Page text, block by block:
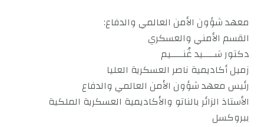
معهد شؤون الأمن العالمي والدفاع:
القسم الأمني والعسكري
دكتور سَــــيد غُنــــيم
زميل أكاديمية ناصر العسكرية العليا
رئيس معهد شؤون الأمن العالمي والدفاع
الأستاذ الزائر بالناتو والأكاديمية العسكرية الملكية
ببروكسل